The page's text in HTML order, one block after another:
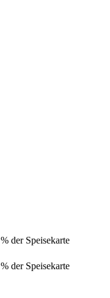
% der Speisekarte
% der Speisekarte